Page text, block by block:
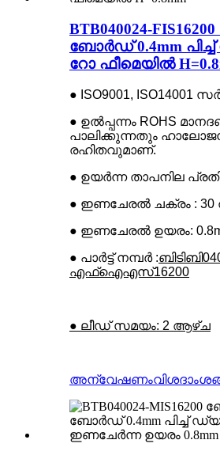
BTB040024-
ബോർഡ് 0.4mm
റോ ഫീമെയിൽ
● ISO9001, ISO14001
● ഉൽപ്പന്നം ROHS
പാലിക്കുന്നതും
രഹിതവുമാണ്.
● ഉയർന്ന താപനില
● ഇണചേരൽ ചക്രം :
● ഇണചേരൽ ഉയരം:
● പാർട്ട് നമ്പർ :
എഫ്ഐഎസ്16200
● ലീഡ് സമയം: 2 ആഴ്ച
അന്വേഷണം